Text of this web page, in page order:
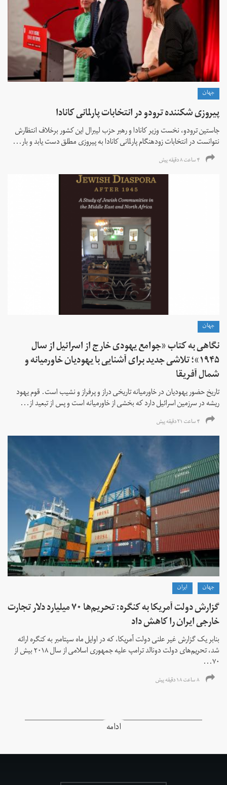
جهان
پیروزی شکننده ترودو در انتخابات پارلمانی کانادا
جاستین ترودو، نخست وزیر کانادا و رهبر حزب لیبرال این کشور برخلاف انتظارش
نتوانست در انتخابات زود‌هنگام پارلمانی کانادا به پیروزی مطلق دست یابد و بار...
۴ ساعت ۸ دقیقه پیش
جهان
نگاهی به کتاب «جوامع یهودی خارج از اسرائیل از سال
۱۹۴۵»؛ تلاشی جدید برای آشنایی با یهودیان خاورمیانه و
شمال آفریقا
تاریخ حضور یهودیان در خاورمیانه تاریخی دراز و پرفراز و نشیب است. قوم یهود
ریشه در سرزمین اسرائیل دارد که بخشی از خاورمیانه است و پس از تبعید از...
۴ ساعت ۲۱ دقیقه پیش
جهان ايران
گزارش دولت آمریکا به کنگره: تحریم‌ها ۷۰ میلیارد دلار تجارت
خارجی ایران را کاهش داد
بنابر یک گزارش غیر علنی دولت آمریکا، که در اوایل ماه سپتامبر به کنگره ارائه
شد، تحریم‌های دولت دونالد ترامپ علیه جمهوری اسلامی از سال ۲۰۱۸ بیش از
۷۰...
۸ ساعت ۱۸ دقیقه پیش
ادامه